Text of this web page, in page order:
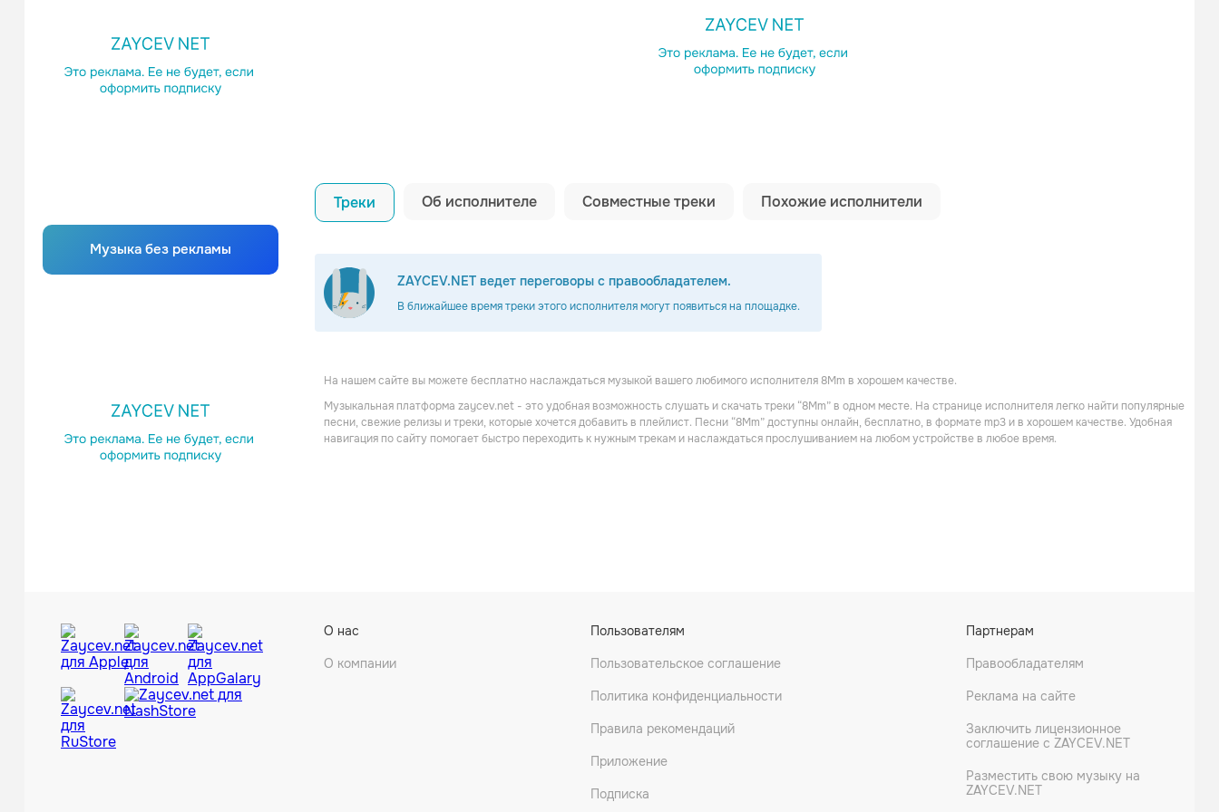
Музыка без рекламы
Копировать ссылку
Треки Об исполнителе Совместные треки Похожие исполнители
ZAYCEV.NET ведет переговоры с правообладателем.
В ближайшее время треки этого исполнителя могут появиться на площадке.
The Atomica Project Saltillo
Электроника
Puracane
Электроника
Natalie Walker
Альтернатива
Танцевальная
На нашем сайте вы можете бесплатно наслаждаться музыкой вашего любимого исполнителя 8Mm в хорошем качестве.
Музыкальная платформа zaycev.net - это удобная возможность слушать и скачать треки “8Mm” в одном месте. На странице исполнителя легко найти популярные
песни, свежие релизы и треки, которые хочется добавить в плейлист. Песни “8Mm” доступны онлайн, бесплатно, в формате mp3 и в хорошем качестве. Удобная
навигация по сайту помогает быстро переходить к нужным трекам и наслаждаться прослушиванием на любом устройстве в любое время.
О нас
О компании
Пользователям
Пользовательское соглашение
Политика конфиденциальности
Правила рекомендаций
Приложение
Подписка
Партнерам
Правообладателям
Реклама на сайте
Заключить лицензионное
соглашение с ZAYCEV.NET
Разместить свою музыку на
ZAYCEV.NET